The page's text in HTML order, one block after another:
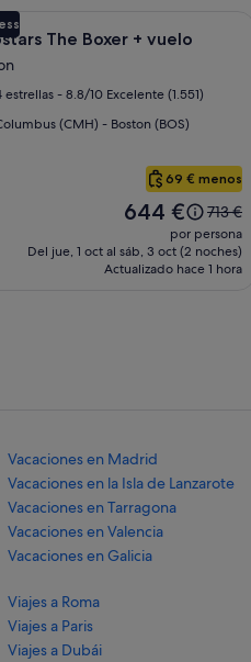
y otros paquetes
Colonnade Hotel Back
The Boxer + vuelo
estrellas - 8.8/10 Excelente (1.551)
(CMH) - Boston (BOS)
69 € menos
El
es
de
644 €
El
precio
era
de
713 €
por persona
Del jue, 1 oct al sáb, 3 oct (2 noches)
Actualizado hace 1 hora
para obtener más
Vacaciones en Madrid
Vacaciones en la Isla de Lanzarote
Vacaciones en Tarragona
Vacaciones en Valencia
Vacaciones en Galicia
Viajes a Roma
Viajes a Paris
Viajes a Dubái